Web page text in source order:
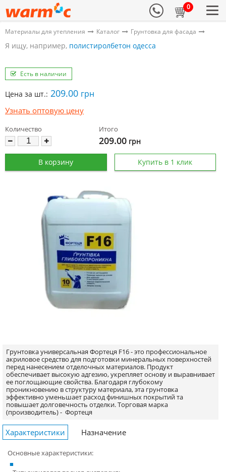
0
Материалы для утепления Каталог Грунтовка для фасада
Я ищу, например, полистиролбетон одесса
Есть в наличии
Цена за шт.: 209.00 грн
Узнать оптовую цену
Количество Итого
209.00 грн
В корзину Купить в 1 клик
Грунтовка универсальная Фортеця F16 - это профессиональное
акриловое средство для подготовки минеральных поверхностей
перед нанесением отделочных материалов. Продукт
обеспечивает высокую адгезию, укрепляет основу и выравнивает
ее поглощающие свойства. Благодаря глубокому
проникновению в структуру материала, эта грунтовка
эффективно уменьшает расход финишных покрытий та
повышает долговечность отделки.Торговая марка
(производитель) - Фортеця
Характеристики Назначение
Основные характеристики: